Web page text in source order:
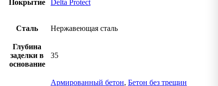
Покрытие Delta Protect
Сталь Нержавеющая сталь
Глубина
заделки в
основание
35
Армированный бетон, Бетон без трещин